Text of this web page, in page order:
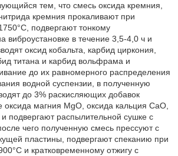
тем, что смесь оксида кремния,
кремния прокаливают при
подвергают тонкому
виброустановке в течение 3,5-4,0 ч и
оксид кобальта, карбид циркония,
титана и карбид вольфрама и
до их равномерного распределения
водной суспензии, в полученную
до 3% раскисляющих добавок
оксида магния МgO, оксида кальция СаО,
подвергают распылительной сушке с
чего полученную смесь прессуют с
пластины, подвергают спеканию при
и кратковременному отжигу с